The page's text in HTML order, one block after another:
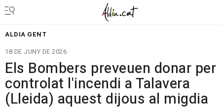
ALDIA GENT
18 DE JUNY DE 2026
Els Bombers preveuen donar per
controlat l'incendi a Talavera
(Lleida) aquest dijous al migdia